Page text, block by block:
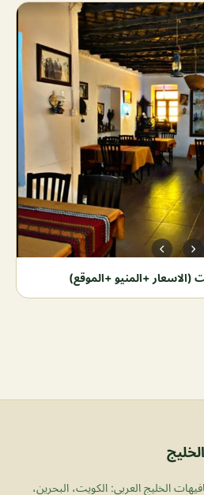
+المنيو +الموقع)
الخليج العربي: الكويت، البحرين،